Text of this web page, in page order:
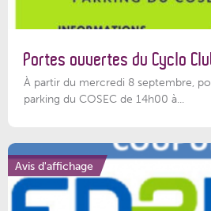
Portes ouvertes du Cyclo
À partir du mercredi 8 septembre,
parking du COSEC de 14h00 à...
Avis d'affichage